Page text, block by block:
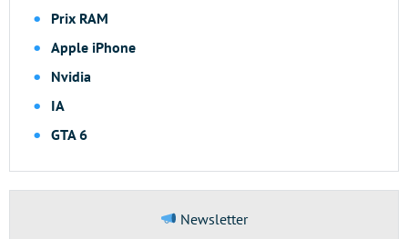
Prix RAM
Apple iPhone
Nvidia
IA
GTA 6
Newsletter